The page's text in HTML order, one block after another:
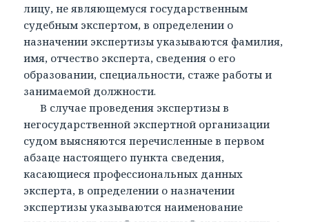
лицу, не являющемуся государственным
судебным экспертом, в определении о
назначении экспертизы указываются фамилия,
имя, отчество эксперта, сведения о его
образовании, специальности, стаже работы и
занимаемой должности.
В случае проведения экспертизы в
негосударственной экспертной организации
судом выясняются перечисленные в первом
абзаце настоящего пункта сведения,
касающиеся профессиональных данных
эксперта, в определении о назначении
экспертизы указываются наименование